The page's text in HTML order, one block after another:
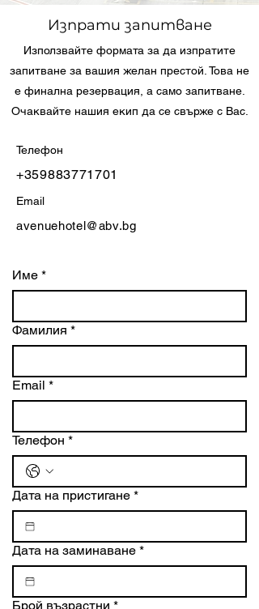
Изпрати запитване
Използвайте формата за да изпратите
запитване за вашия желан престой. Това не
е финална резервация, а само запитване.
Очаквайте нашия екип да се свърже с Вас.
Телефон
+359883771701
Email
avenuehotel@abv.bg
Име *
Фамилия *
Email *
Телефон *
Дата на пристигане *
Дата на заминаване *
Брой възрастни *